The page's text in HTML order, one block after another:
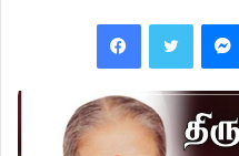
FacebookTwitter